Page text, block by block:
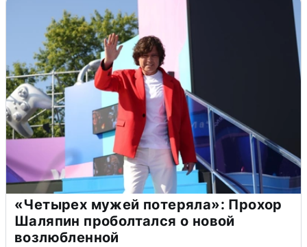
«Четырех мужей потеряла»: Прохор
Шаляпин проболтался о новой
возлюбленной